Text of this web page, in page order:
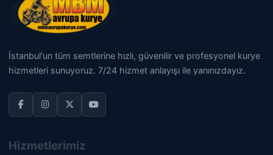
İstanbul'un tüm semtlerine hızlı, güvenilir ve profesyonel kurye
hizmetleri sunuyoruz. 7/24 hizmet anlayışı ile yanınızdayız.
Hizmetlerimiz